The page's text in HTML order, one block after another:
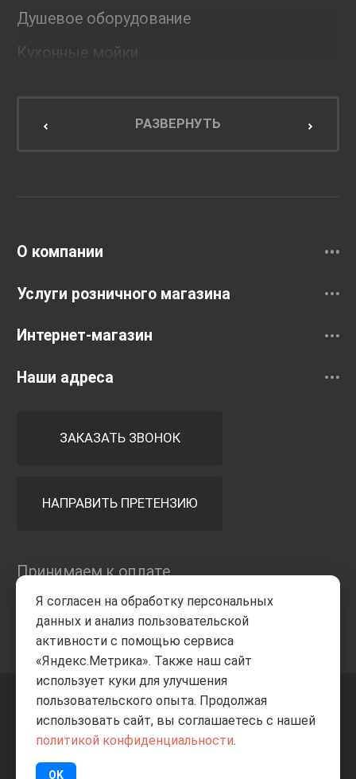
Душевое оборудование
Кухонные мойки
Мебель для кухниРАЗВЕРНУТЬ
О компании
Услуги розничного магазина
Интернет-магазин
Наши адреса
ЗАКАЗАТЬ ЗВОНОК
НАПРАВИТЬ ПРЕТЕНЗИЮ
Принимаем к оплате
+7 8332205-805 ВВЕРХ
ИП Баранов А.С. 2026
Я согласен на обработку персональных
данных и анализ пользовательской
активности с помощью сервиса
«Яндекс.Метрика». Также наш сайт
использует куки для улучшения
пользовательского опыта. Продолжая
использовать сайт, вы соглашаетесь с нашей
политикой конфиденциальности.
OK